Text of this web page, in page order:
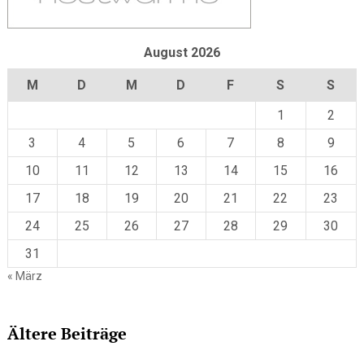
August 2026
M D M D F S
S
1
2
3
4 5 6 7 8
9
10
11 12 13 14 15
16
17
18 19 20 21 22
23
24
25 26 27 28 29
30
31
« März
Ältere Beiträge